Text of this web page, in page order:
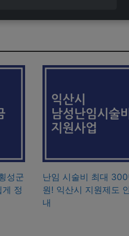
성군
정
난임 시술비 최대
원! 익산시 지원제도
내